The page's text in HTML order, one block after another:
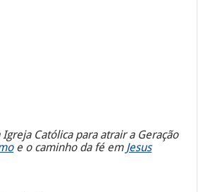
Igreja Católica para atrair a Geração
e o caminho da fé em Jesus